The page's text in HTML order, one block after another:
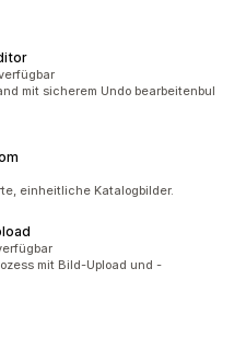
mit sicherem Undo bearbeitenbul
einheitliche Katalogbilder.
mit Bild-Upload und -